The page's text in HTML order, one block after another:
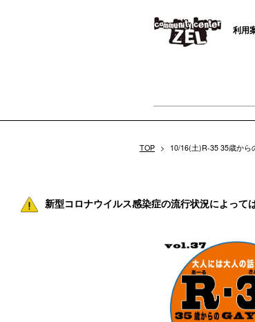
利用
TOP > 10/16(土)R-35 35歳から
新型コロナウイルス感染症の流行状況によって